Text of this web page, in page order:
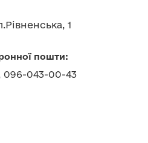
1
пошти:
096-043-00-43